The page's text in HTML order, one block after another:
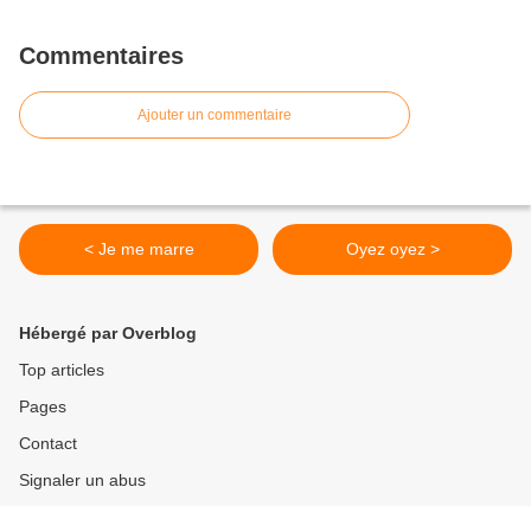
Commentaires
Ajouter un commentaire
< Je me marre Oyez oyez >
Hébergé par Overblog
Top articles
Pages
Contact
Signaler un abus